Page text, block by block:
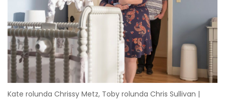
Kate rolunda Chrissy Metz, Toby rolunda Chris Sullivan |